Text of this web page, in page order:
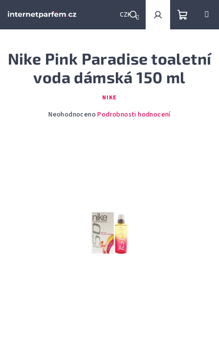
CZK
Hledat PřihlášeníNákupní
košík
Nike Pink Paradise toaletní
voda dámská 150 ml
NIKE
Průměrné
Neohodnoceno Podrobnosti hodnocení